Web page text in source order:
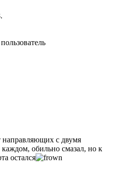
.
направляющих с двумя
обильно смазал, но к
остался